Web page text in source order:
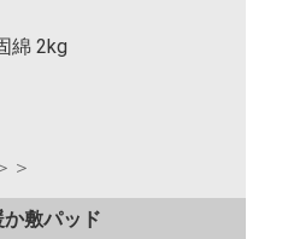
綿 2kg
＞
か敷パッド